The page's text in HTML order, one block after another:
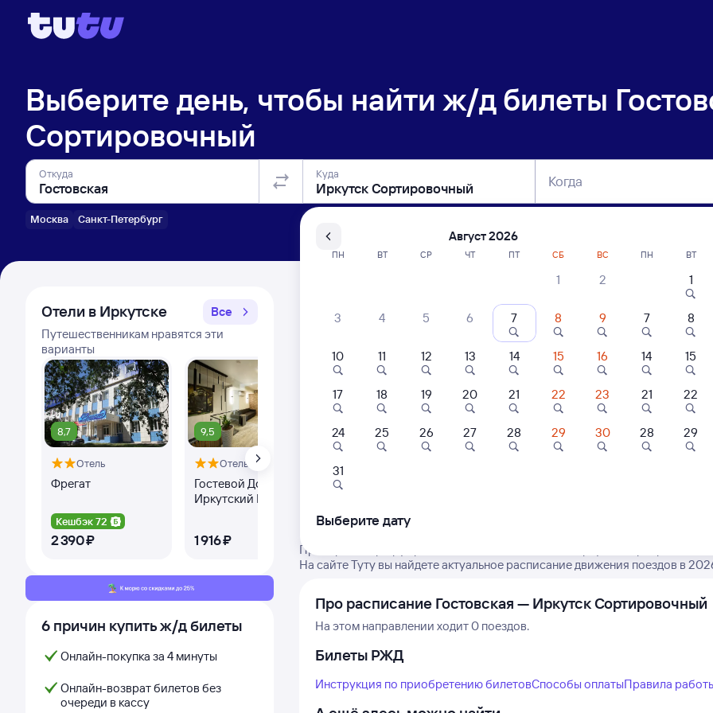
Выберите день, чтобы найти ж/д билеты
Сортировочный
Откуда
Москва Санкт-Петербург
Куда Когда
Отели в Иркутске
Все
Путешественникам нравятся эти
варианты
8,7
Отель
Фрегат
Кешбэк 72
2 ⁠390 ⁠₽
9,5
Отель
Гостевой Дом
Иркутский Кедр
1 ⁠916 ⁠₽
Апартаменты
Кешбэк 108
6 причин купить ж/д билеты
Онлайн-покупка за 4 минуты
Онлайн-возврат билетов без
очереди в кассу
Расписание поездов Гостовская — Иркутск
Нет рейсов по этому
Проверьте маршрут рейсов РЖД из Гостовской в Иркутск
На сайте Туту вы найдете актуальное расписание движения поездов в
Про расписание Гостовская — Иркутск Сортировочный
На этом направлении ходит 0 поездов.
Билеты РЖД
Инструкция по приобретению билетовСпособы оплатыПравила
Август 2026
ПН ВТ СР ЧТ ПТ СБ ВС
1 2
3 4 5 6 7 8 9
10 11 12 13 14 15 16
17 18 19 20 21 22 23
24 25 26 27 28 29 30
31
ПН ВТ
1
7 8
14 15
21 22
28 29
Выберите дату